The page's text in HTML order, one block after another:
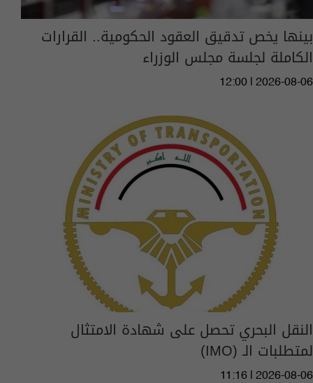
بينها يخص تدقيق العقود الحكومية.. القرارات
الكاملة لجلسة مجلس الوزراء
12:00 | 2026-08-06
النقل البحري تحصل على شهادة الامتثال
لمتطلبات الـ (IMO)
11:16 | 2026-08-06